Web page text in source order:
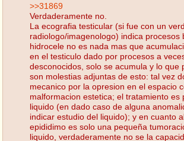
>>31869
Verdaderamente no.
La ecografia testicular (si fue con un
radiologo/imagenologo) indica procesos
hidrocele no es nada mas que
en el testiculo dado por procesos a
desconocidos, solo se acumula y lo que
son molestias adjuntas de esto: tal vez
mecanico por la opresion en el espacio
malformacion estetica; el tratamiento es
liquido (en dado caso de alguna
indicar estudio del liquido); y en cuanto
epididimo es solo una pequeña
liquido, verdaderamente no se la